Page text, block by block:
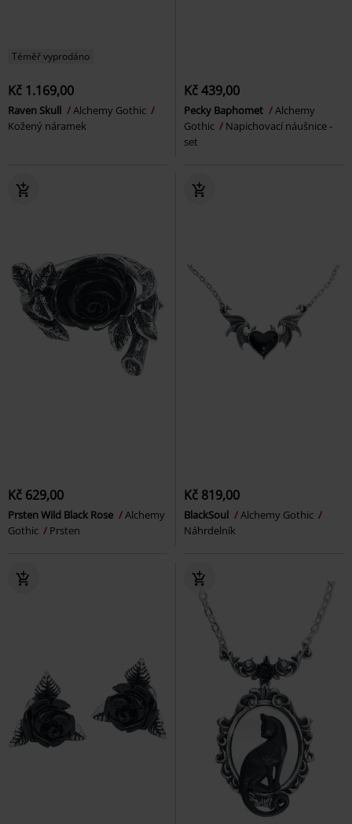
Téměř vyprodáno
Kč 1.169,00
Raven Skull
Alchemy Gothic
Kožený náramek
Kč 439,00
Pecky Baphomet
Alchemy
Gothic
Napichovací náušnice -
set
Kč 629,00
Prsten Wild Black Rose
Alchemy
Gothic
Prsten
Kč 819,00
BlackSoul
Alchemy Gothic
Náhrdelník